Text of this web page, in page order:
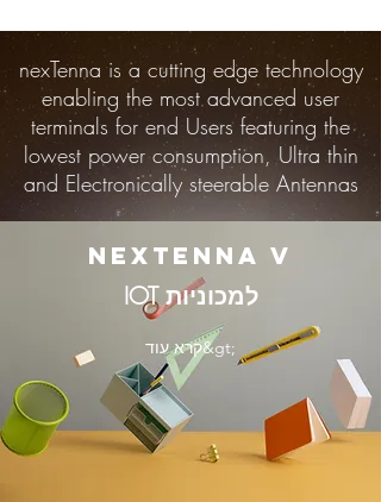
nexTenna is a cutting edge technology
enabling the most advanced user
terminals for end Users featuring the
lowest power consumption, Ultra thin
and Electronically steerable Antennas
NEXTENNA V
IOT למכוניות
קרא עוד&gt;